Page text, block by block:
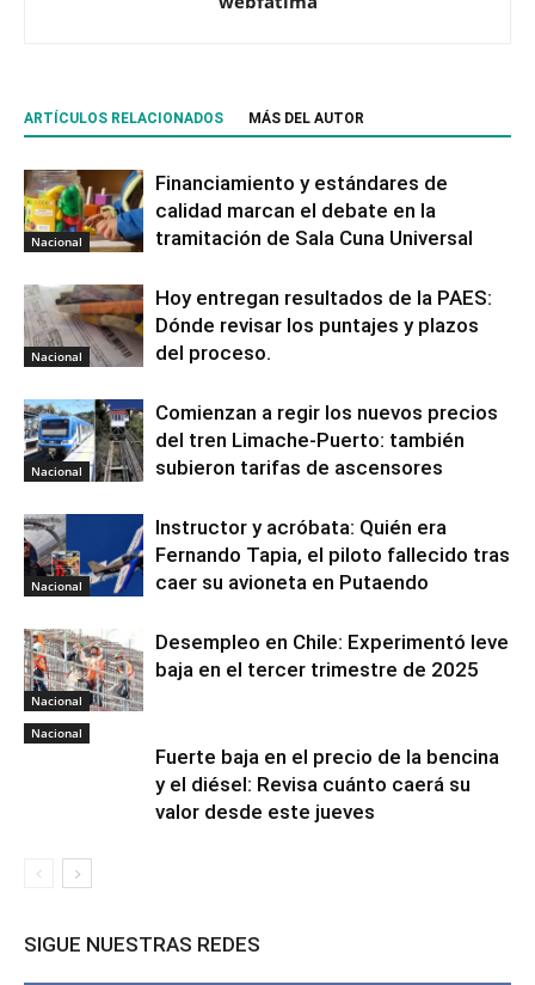
ARTÍCULOS RELACIONADOS MÁS DEL AUTOR
Nacional
Financiamiento y estándares de
calidad marcan el debate en la
tramitación de Sala Cuna Universal
Nacional
Hoy entregan resultados de la PAES:
Dónde revisar los puntajes y plazos
del proceso.
Nacional
Comienzan a regir los nuevos precios
del tren Limache-Puerto: también
subieron tarifas de ascensores
Nacional
Instructor y acróbata: Quién era
Fernando Tapia, el piloto fallecido tras
caer su avioneta en Putaendo
Nacional
Desempleo en Chile: Experimentó leve
baja en el tercer trimestre de 2025
Nacional
Fuerte baja en el precio de la bencina
y el diésel: Revisa cuánto caerá su
valor desde este jueves
SIGUE NUESTRAS REDES